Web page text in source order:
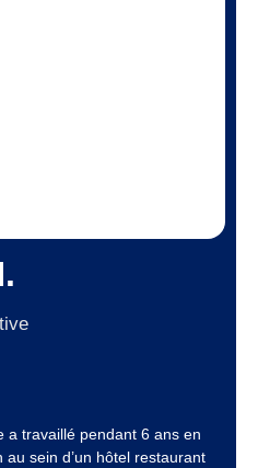
a travaillé pendant 6 ans en
au sein d’un hôtel restaurant